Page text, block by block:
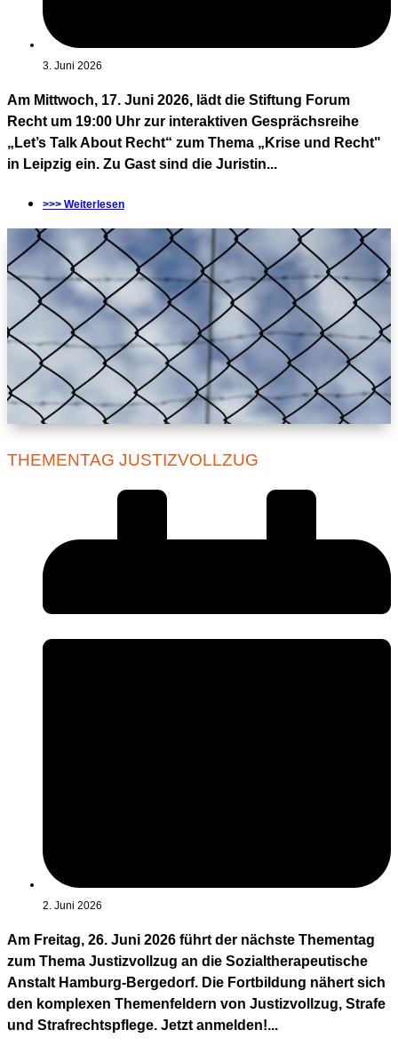
3. Juni 2026
Am Mittwoch, 17. Juni 2026, lädt die Stiftung Forum
Recht um 19:00 Uhr zur interaktiven Gesprächsreihe
„Let’s Talk About Recht“ zum Thema „Krise und Recht"
in Leipzig ein. Zu Gast sind die Juristin...
>>> Weiterlesen
THEMENTAG JUSTIZVOLLZUG
2. Juni 2026
Am Freitag, 26. Juni 2026 führt der nächste Thementag
zum Thema Justizvollzug an die Sozialtherapeutische
Anstalt Hamburg-Bergedorf. Die Fortbildung nähert sich
den komplexen Themenfeldern von Justizvollzug, Strafe
und Strafrechtspflege. Jetzt anmelden!...